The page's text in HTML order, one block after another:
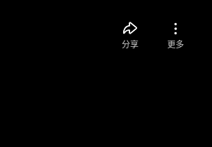
分享 更多